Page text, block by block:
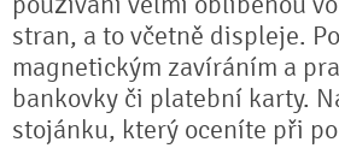
stran, a to včetně displeje.
magnetickým zavíráním a
bankovky či platební karty.
stojánku, který oceníte při